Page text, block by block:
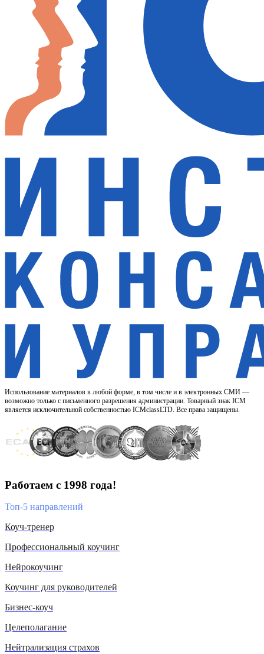
Использование материалов в любой форме, в том числе и в электронных СМИ —
возможно только с письменного разрешения администрации. Товарный знак ICM
является исключительной собственностью ICMclassLTD. Все права защищены.
Работаем с 1998 года!
Топ-5 направлений
Коуч-тренер
Профессиональный коучинг
Нейрокоучинг
Коучинг для руководителей
Бизнес-коуч
Целеполагание
Нейтрализация страхов